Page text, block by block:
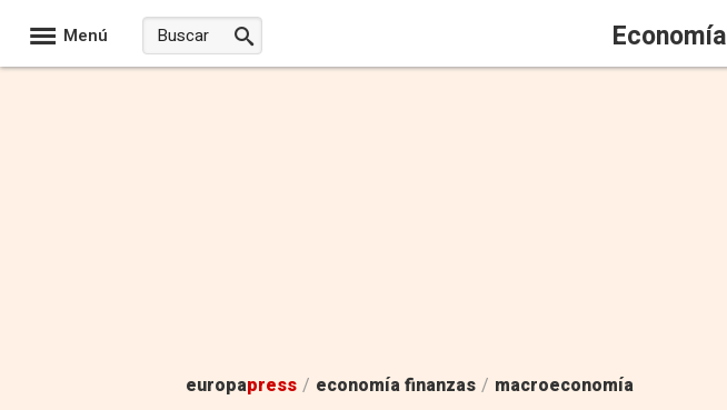
Menú Economía
europapress / economía finanzas / macroeconomía